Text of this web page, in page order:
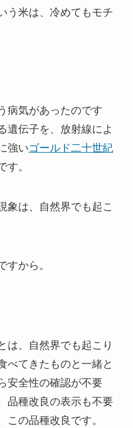
う米は、冷めてもモチ
病気があったのです
遺伝子を、放射線によ
強いゴールド二十世紀
す。
象は、自然界でも起こ
すから。
、自然界でも起こり
べてきたものと一緒と
安全性の確認が不要
品種改良の表示も不要
この品種改良です。